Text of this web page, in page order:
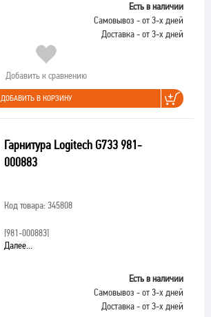
Есть в наличии
Самовывоз - от 3-х дней
Доставка - от 3-х дней
Добавить к сравнению
ДОБАВИТЬ В КОРЗИНУ
Гарнитура Logitech G733 981-
000883
Код товара: 345808
[981-000883]
Далее...
Есть в наличии
Самовывоз - от 3-х дней
Доставка - от 3-х дней